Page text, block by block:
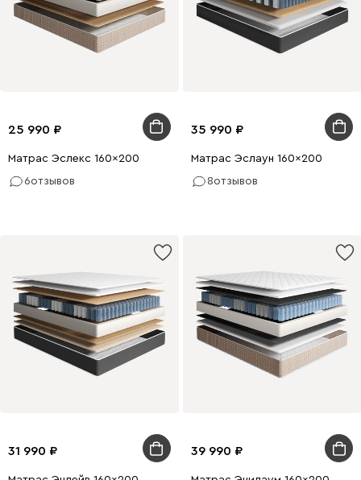
25 990
Матрас Эслекс 160x200
6отзывов
35 990
Матрас Эслаун 160x200
8отзывов
31 990 39 990